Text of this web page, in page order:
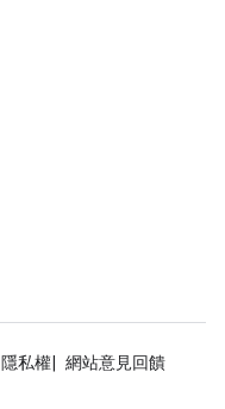
隱私權
網站意見回饋